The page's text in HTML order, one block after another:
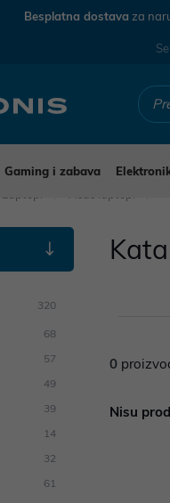
Besplatna dostava za
Gaming i zabava
320
68
57
49
39
14
32
61
0
Nisu